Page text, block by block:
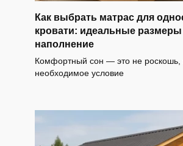
Как выбрать матрас для
кровати: идеальные размеры
наполнение
Комфортный сон — это не роскошь,
необходимое условие